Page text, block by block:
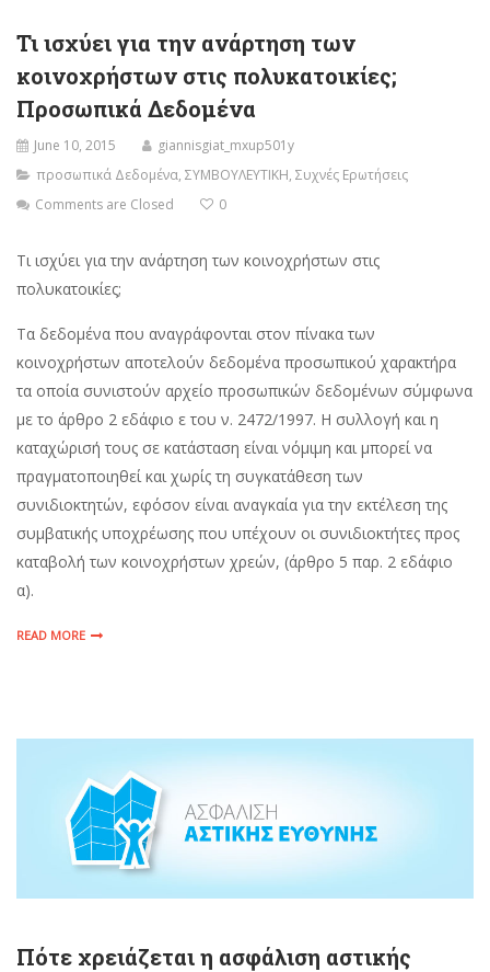
Τι ισχύει για την ανάρτηση των
κοινοχρήστων στις πολυκατοικίες;
Προσωπικά Δεδομένα
June 10, 2015
giannisgiat_mxup501y
προσωπικά Δεδομένα, ΣΥΜΒΟΥΛΕΥΤΙΚΗ, Συχνές Ερωτήσεις
Comments are Closed
0
Τι ισχύει για την ανάρτηση των κοινοχρήστων στις
πολυκατοικίες;
Τα δεδομένα που αναγράφονται στον πίνακα των
κοινοχρήστων αποτελούν δεδομένα προσωπικού χαρακτήρα
τα οποία συνιστούν αρχείο προσωπικών δεδομένων σύμφωνα
με το άρθρο 2 εδάφιο ε του ν. 2472/1997. Η συλλογή και η
καταχώρισή τους σε κατάσταση είναι νόμιμη και μπορεί να
πραγματοποιηθεί και χωρίς τη συγκατάθεση των
συνιδιοκτητών, εφόσον είναι αναγκαία για την εκτέλεση της
συμβατικής υποχρέωσης που υπέχουν οι συνιδιοκτήτες προς
καταβολή των κοινοχρήστων χρεών, (άρθρο 5 παρ. 2 εδάφιο
α).
READ MORE
Πότε χρειάζεται η ασφάλιση αστικής